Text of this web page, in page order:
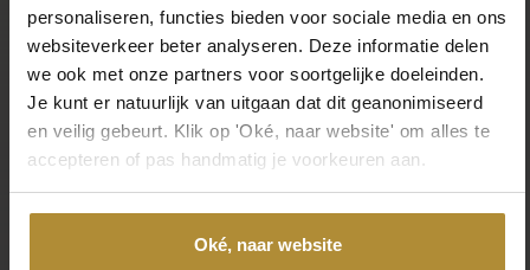
personaliseren, functies bieden voor sociale media en ons
websiteverkeer beter analyseren. Deze informatie delen
we ook met onze partners voor soortgelijke doeleinden.
Je kunt er natuurlijk van uitgaan dat dit geanonimiseerd
en veilig gebeurt. Klik op 'Oké, naar website' om alles te
accepteren of pas handmatig je voorkeuren aan.
Oké, naar website
Deel deze post
Deel deze post